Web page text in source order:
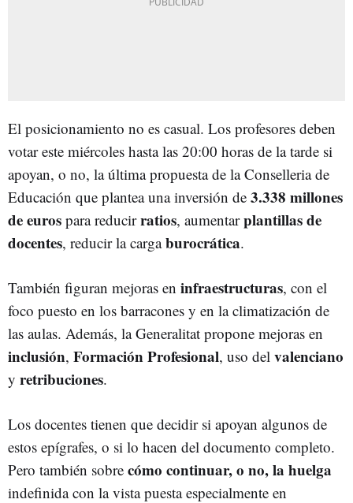
El posicionamiento no es casual. Los profesores deben
votar este miércoles hasta las 20:00 horas de la tarde si
apoyan, o no, la última propuesta de la Conselleria de
Educación que plantea una inversión de 3.338 millones
de euros para reducirratios, aumentarplantillas de
docentes, reducir la cargaburocrática.
También figuran mejoras en infraestructuras, con el
foco puesto en los barracones y en la climatización de
las aulas. Además, la Generalitat propone mejoras en
inclusión, Formación Profesional, uso del valenciano
y retribuciones.
Los docentes tienen que decidir si apoyan algunos de
estos epígrafes, o si lo hacen del documento completo.
Pero también sobre cómo continuar, o no, la huelga
indefinida con la vista puesta especialmente en